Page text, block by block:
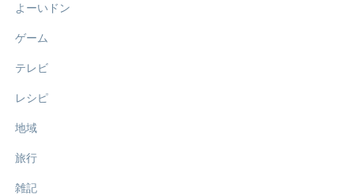
よーいドン
ゲーム
テレビ
レシピ
地域
旅行
雑記